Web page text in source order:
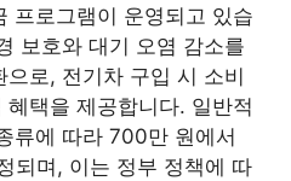
프로그램이 운영되고 있습
보호와 대기 오염 감소를
로, 전기차 구입 시 소비
택을 제공합니다. 일반적
류에 따라 700만 원에서
되며, 이는 정부 정책에 따